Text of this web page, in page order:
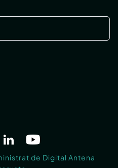
de Digital Antena